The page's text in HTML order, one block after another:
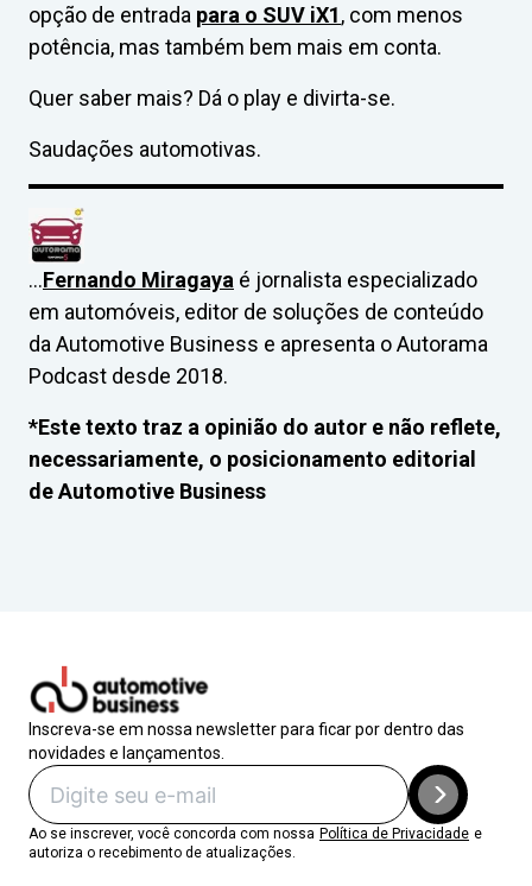
opção de entrada para o SUV iX1, com menos
potência, mas também bem mais em conta.
Quer saber mais? Dá o play e divirta-se.
Saudações automotivas.
…Fernando Miragaya é jornalista especializado
em automóveis, editor de soluções de conteúdo
da Automotive Business e apresenta o Autorama
Podcast desde 2018.
*Este texto traz a opinião do autor e não reflete,
necessariamente, o posicionamento editorial
de Automotive Business
Inscreva-se em nossa newsletter para ficar por dentro das
novidades e lançamentos.
Ao se inscrever, você concorda com nossa Política de Privacidade e
autoriza o recebimento de atualizações.